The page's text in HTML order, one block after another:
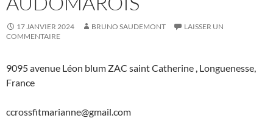
17 JANVIER 2024 BRUNO SAUDEMONT
LAISSER UN
COMMENTAIRE
9095 avenue Léon blum ZAC saint Catherine , Longuenesse,
France
ccrossfitmarianne@gmail.com